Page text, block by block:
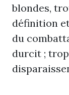
blondes,
définition
du
durcit ;